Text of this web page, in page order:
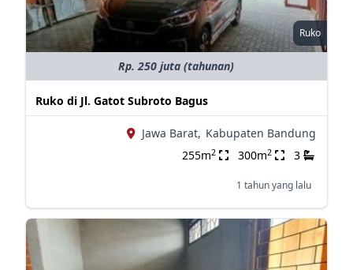
Ruko
Rp. 250 juta (tahunan)
Ruko di Jl. Gatot Subroto Bagus
Jawa Barat, Kabupaten Bandung
255m2 300m2 3
1 tahun yang lalu